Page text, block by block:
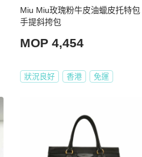
Miu Miu玫瑰粉牛皮油蠟皮托特包
手提斜挎包
MOP 4,454
狀況良好 香港 免運